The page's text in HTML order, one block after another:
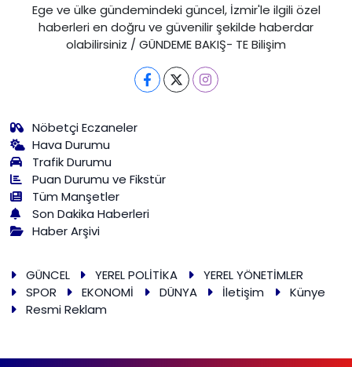
Ege ve ülke gündemindeki güncel, İzmir'le ilgili özel
haberleri en doğru ve güvenilir şekilde haberdar
olabilirsiniz / GÜNDEME BAKIŞ- TE Bilişim
Nöbetçi Eczaneler
Hava Durumu
Trafik Durumu
Puan Durumu ve Fikstür
Tüm Manşetler
Son Dakika Haberleri
Haber Arşivi
GÜNCEL YEREL POLİTİKA
YEREL YÖNETİMLER
SPOR
EKONOMİ DÜNYA İletişim
Künye
Resmi Reklam